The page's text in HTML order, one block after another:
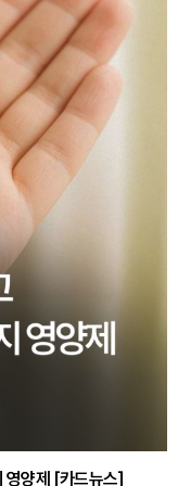
영양제 [카드뉴스]